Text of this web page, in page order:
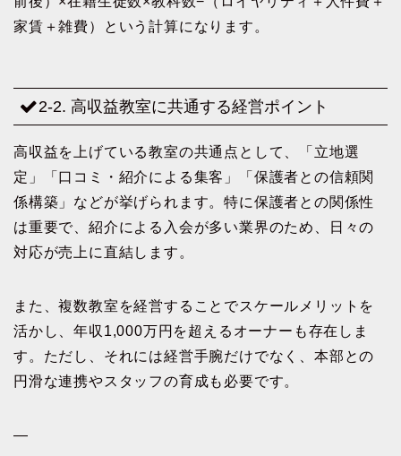
家賃＋雑費）という計算になります。
2-2. 高収益教室に共通する経営ポイント
高収益を上げている教室の共通点として、「立地選
定」「口コミ・紹介による集客」「保護者との信頼関
係構築」などが挙げられます。特に保護者との関係性
は重要で、紹介による入会が多い業界のため、日々の
対応が売上に直結します。
また、複数教室を経営することでスケールメリットを
活かし、年収1,000万円を超えるオーナーも存在しま
す。ただし、それには経営手腕だけでなく、本部との
円滑な連携やスタッフの育成も必要です。
—